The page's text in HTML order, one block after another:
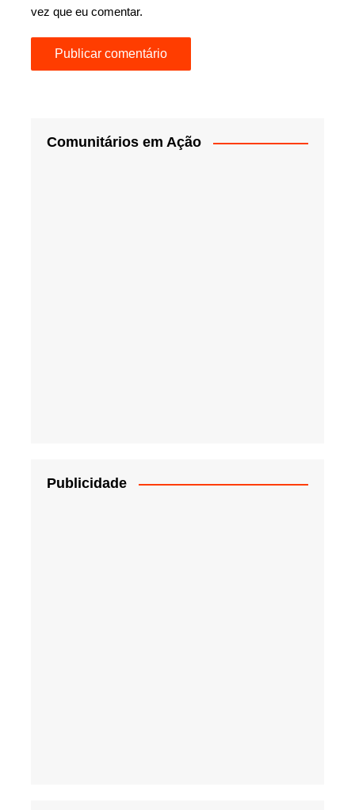
vez que eu comentar.
Comunitários em Ação
Publicidade